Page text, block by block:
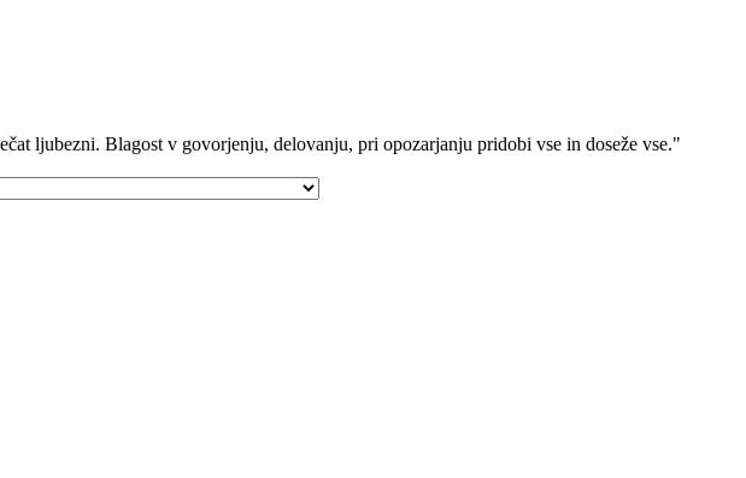
ljubezni. Blagost v govorjenju, delovanju, pri opozarjanju pridobi vse in doseže vse."